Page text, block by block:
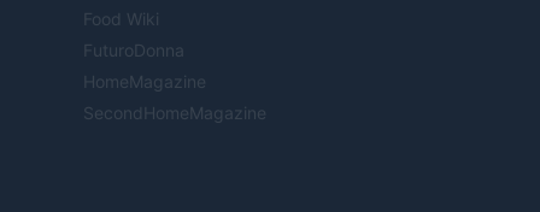
Food Wiki
FuturoDonna
HomeMagazine
SecondHomeMagazine